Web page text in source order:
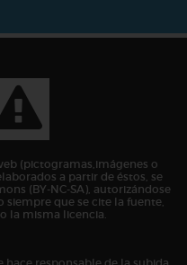
(pictogramas,imágenes o
a partir de éstos, se
(BY-NC-SA), autorizándose
siempre que se cite la fuente,
la misma licencia.